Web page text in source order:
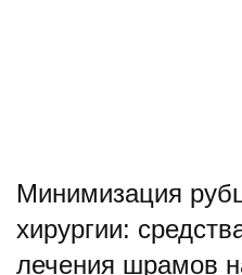
Минимизация
хирургии:
лечения шрамов